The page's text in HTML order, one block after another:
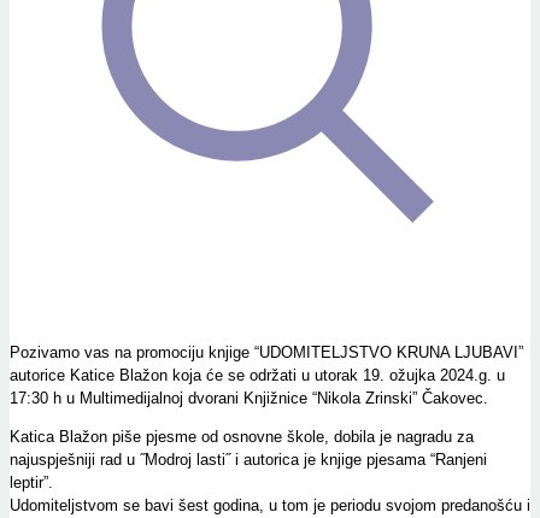
Pozivamo vas na promociju knjige “UDOMITELJSTVO KRUNA LJUBAVI”
autorice Katice Blažon koja će se održati u utorak 19. ožujka 2024.g. u
17:30 h u Multimedijalnoj dvorani Knjižnice “Nikola Zrinski” Čakovec.
Katica Blažon piše pjesme od osnovne škole, dobila je nagradu za
najuspješniji rad u ˝Modroj lasti˝ i autorica je knjige pjesama “Ranjeni
leptir”.
Udomiteljstvom se bavi šest godina, u tom je periodu svojom predanošću i